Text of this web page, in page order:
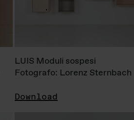
LUIS Moduli sospesi
Fotografo: Lorenz Sternbach
Download